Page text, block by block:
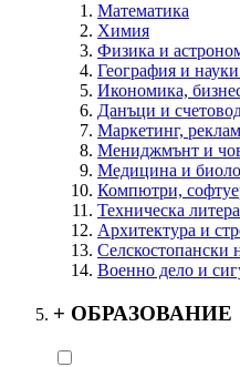
Математика
Химия
Физика и
География и науки
Икономика,
Данъци и
Маркетинг,
Мениджмънт и
Медицина и
Компютри,
Техническа
Архитектура и
Селскостопански
Военно дело и
+ ОБРАЗОВАНИЕ